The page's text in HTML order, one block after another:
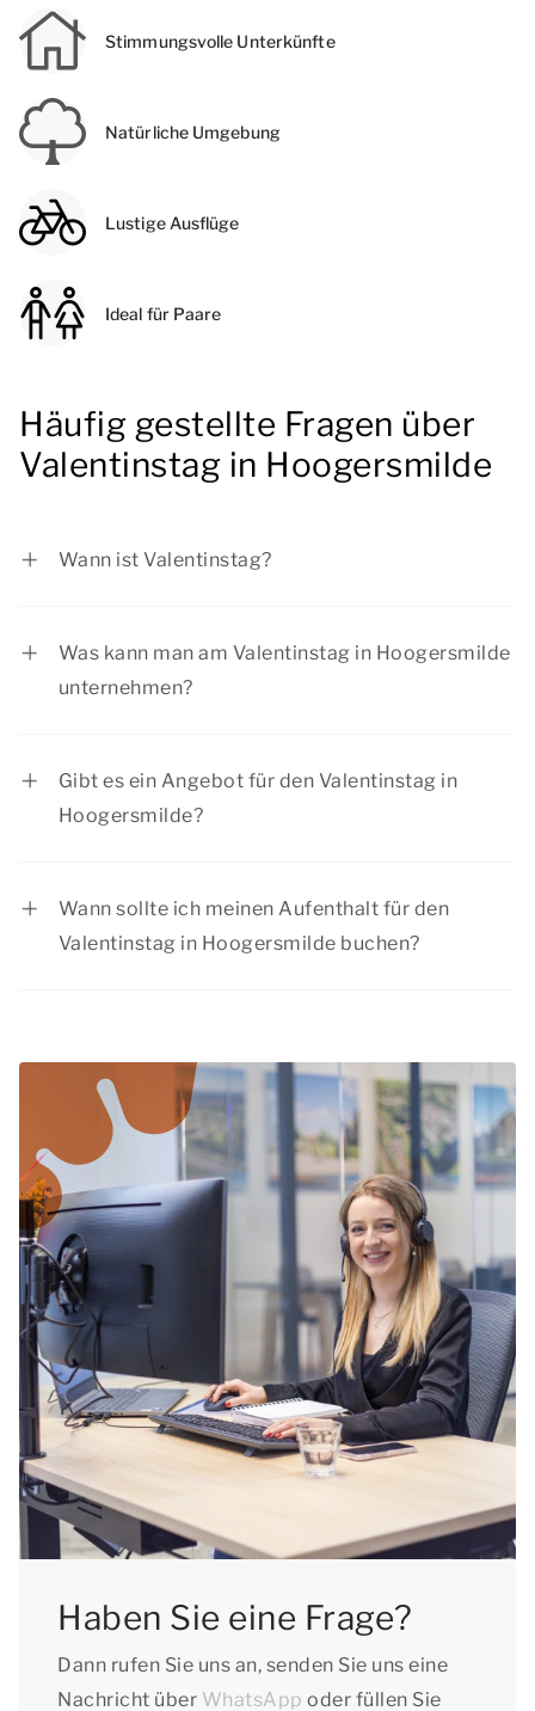
Stimmungsvolle Unterkünfte
Natürliche Umgebung
Lustige Ausflüge
Ideal für Paare
Häufig gestellte Fragen über
Valentinstag in Hoogersmilde
Wann ist Valentinstag?
Was kann man am Valentinstag in Hoogersmilde
unternehmen?
Gibt es ein Angebot für den Valentinstag in
Hoogersmilde?
Wann sollte ich meinen Aufenthalt für den
Valentinstag in Hoogersmilde buchen?
empfehlen wir, Ihren Aufenthalt für den
Valentinstag in Hoogersmilde rechtzeitig zu
buchen.
Haben Sie eine Frage?
Dann rufen Sie uns an, senden Sie uns eine
Nachricht über WhatsApp oder füllen Sie